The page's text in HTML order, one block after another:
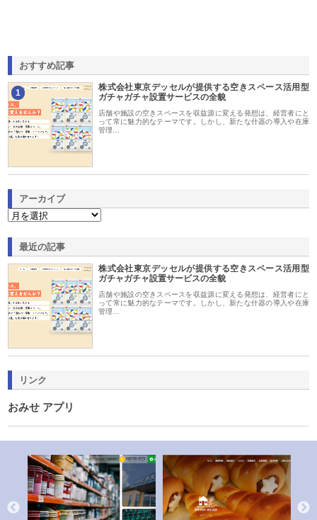
おすすめ記事
1
株式会社東京デッセルが提供する空きスペース活用型
ガチャガチャ設置サービスの全貌
店舗や施設の空きスペースを収益源に変える発想は、経営者にと
って常に魅力的なテーマです。しかし、新たな什器の導入や在庫
管理…
アーカイブ
最近の記事
株式会社東京デッセルが提供する空きスペース活用型
ガチャガチャ設置サービスの全貌
店舗や施設の空きスペースを収益源に変える発想は、経営者にと
って常に魅力的なテーマです。しかし、新たな什器の導入や在庫
管理…
リンク
おみせ アプリ